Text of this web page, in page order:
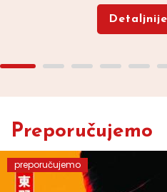
Detaljnije
Preporučujemo
preporučujemo